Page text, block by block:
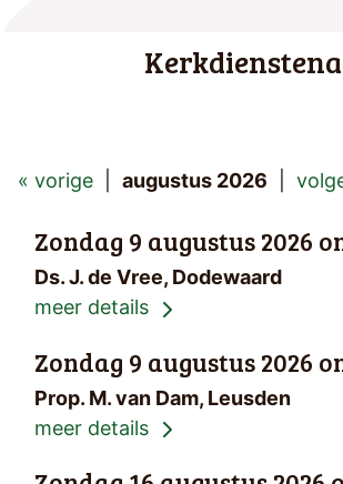
« vorige augustus 2026
Zondag 9 augustus 2026
Ds. J. de Vree, Dodewaard
meer details
Zondag 9 augustus 2026
Prop. M. van Dam, Leusden
meer details